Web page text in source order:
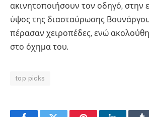
ακινητοποιήσουν τον οδηγό, στην
ύψος της διασταύρωσης
πέρασαν χειροπέδες, ενώ
στο όχημα του.
top picks